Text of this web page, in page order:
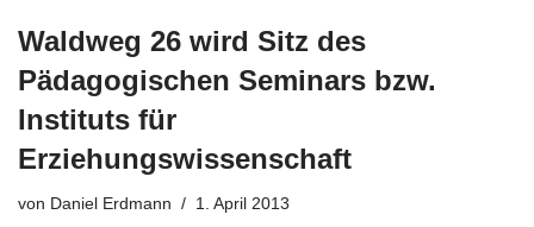
Waldweg 26 wird Sitz des
Pädagogischen Seminars bzw.
Instituts für
Erziehungswissenschaft
von Daniel Erdmann 1. April 2013